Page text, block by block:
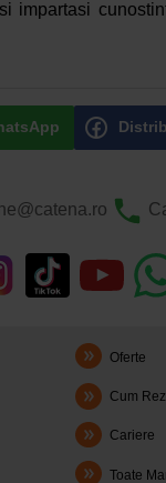
impartasi
Oferte
Cum
Cariere
Toate